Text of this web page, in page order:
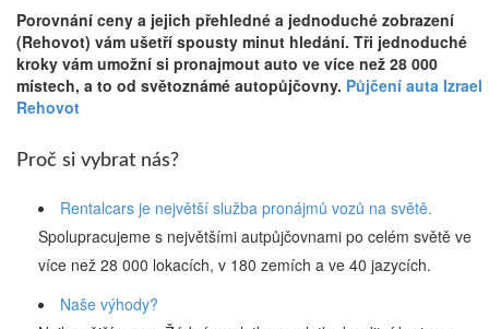
Porovnání ceny a jejich přehledné a jednoduché zobrazení
(Rehovot) vám ušetří spousty minut hledání. Tři jednoduché
kroky vám umožní si pronajmout auto ve více než 28 000
místech, a to od světoznámé autopůjčovny. Půjčení auta Izrael
Rehovot
Proč si vybrat nás?
Rentalcars je největší služba pronájmů vozů na světě.
Spolupracujeme s největšími autpůjčovnami po celém světě ve
více než 28 000 lokacích, v 180 zemích a ve 40 jazycích.
Naše výhody?